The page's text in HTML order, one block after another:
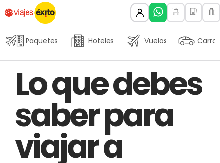
Paquetes Hoteles Vuelos Carros
Lo que debes
saber para
viajar a
on: